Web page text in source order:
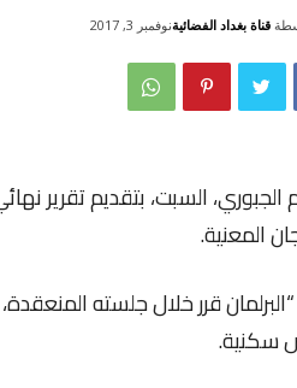
قناة بغداد الفضائيةنوفمبر 3, 2017
الجبوري، السبت، بتقديم تقرير
المعنية.
قرر خلال جلسته
سكنية.